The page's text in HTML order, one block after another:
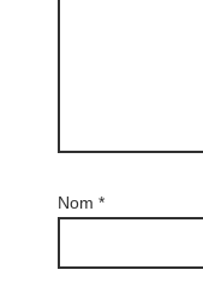
Nom *